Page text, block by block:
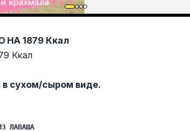
1879 Ккал
Ккал
в сухом/сыром виде.
ЛАВАША